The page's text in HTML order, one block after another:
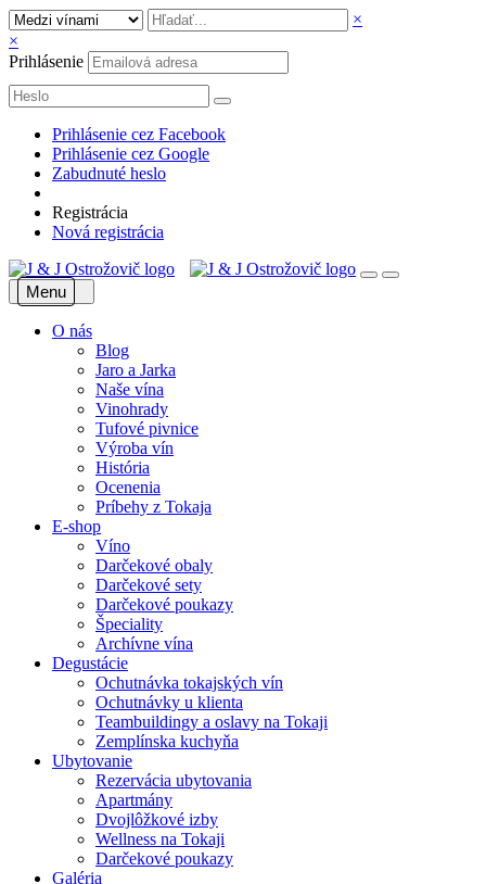
×
×
Prihlásenie
Prihlásenie cez Facebook
Prihlásenie cez Google
Zabudnuté heslo
Registrácia
Nová registrácia
Menu
O nás
Blog
Jaro a Jarka
Naše vína
Vinohrady
Tufové pivnice
Výroba vín
História
Ocenenia
Príbehy z Tokaja
E-shop
Víno
Darčekové obaly
Darčekové sety
Darčekové poukazy
Špeciality
Archívne vína
Degustácie
Ochutnávka tokajských vín
Ochutnávky u klienta
Teambuildingy a oslavy na Tokaji
Zemplínska kuchyňa
Ubytovanie
Rezervácia ubytovania
Apartmány
Dvojlôžkové izby
Wellness na Tokaji
Darčekové poukazy
Galéria